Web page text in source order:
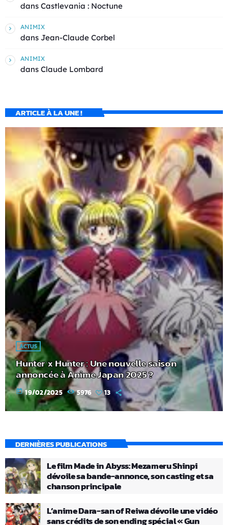
dans Castlevania : Noctune
ANIMIX
dans Jean-Claude Corbel
ANIMIX
dans Claude Lombard
ARTICLE À LA UNE !
ACTUS
Hunter x Hunter : Une nouvelle saison
annoncée à Anime Japan 2025 ?
today 19/02/2025 5976 13
DERNIÈRES PUBLICATIONS
Le film Made in Abyss: Mezameru Shinpi
dévoile sa bande-annonce, son casting et sa
chanson principale
L’anime Dara-san of Reiwa dévoile une vidéo
sans crédits de son ending spécial « Gun